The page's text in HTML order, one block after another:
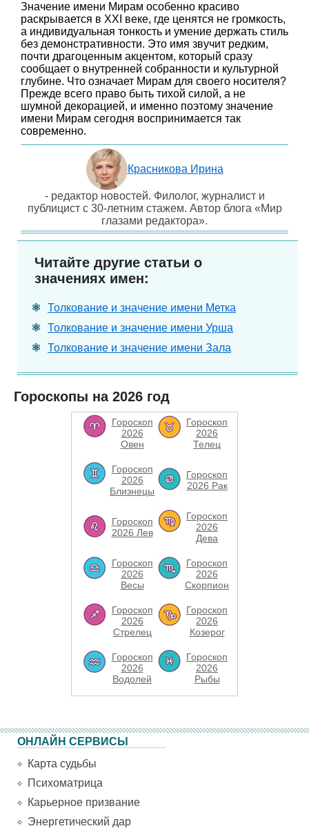
Значение имени Мирам особенно красиво
раскрывается в XXI веке, где ценятся не громкость,
а индивидуальная тонкость и умение держать стиль
без демонстративности. Это имя звучит редким,
почти драгоценным акцентом, который сразу
сообщает о внутренней собранности и культурной
глубине. Что означает Мирам для своего носителя?
Прежде всего право быть тихой силой, а не
шумной декорацией, и именно поэтому значение
имени Мирам сегодня воспринимается так
современно.
Красникова Ирина
- редактор новостей. Филолог, журналист и
публицист с 30-летним стажем. Автор блога «Мир
глазами редактора».
Читайте другие статьи о
значениях имен:
Толкование и значение имени Метка
Толкование и значение имени Урша
Толкование и значение имени Зала
Гороскопы на 2026 год
Гороскоп
2026
Овен
Гороскоп
2026
Телец
Гороскоп
2026
Близнецы
Гороскоп
2026 Рак
Гороскоп
2026 Лев
Гороскоп
2026
Дева
Гороскоп
2026
Весы
Гороскоп
2026
Скорпион
Гороскоп
2026
Стрелец
Гороскоп
2026
Козерог
Гороскоп
2026
Водолей
Гороскоп
2026
Рыбы
ОНЛАЙН СЕРВИСЫ
Карта судьбы
Психоматрица
Карьерное призвание
Энергетический дар